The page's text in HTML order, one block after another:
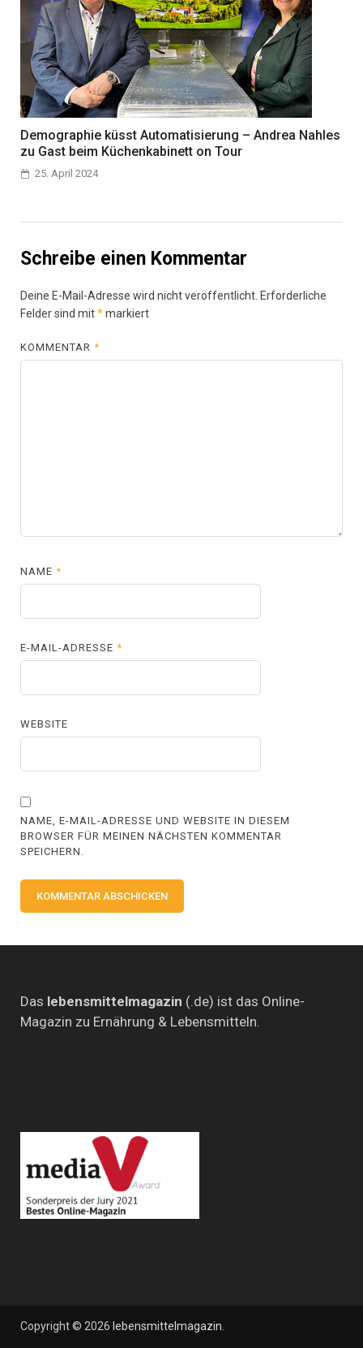
Demographie küsst Automatisierung – Andrea Nahles
zu Gast beim Küchenkabinett on Tour
25. April 2024
Schreibe einen Kommentar
Deine E-Mail-Adresse wird nicht veröffentlicht. Erforderliche
Felder sind mit*markiert
KOMMENTAR*
NAME*
E-MAIL-ADRESSE*
WEBSITE
NAME, E-MAIL-ADRESSE UND WEBSITE IN DIESEM
BROWSER FÜR MEINEN NÄCHSTEN KOMMENTAR
SPEICHERN.
Das lebensmittelmagazin (.de) ist das Online-
Magazin zu Ernährung & Lebensmitteln.
Copyright © 2026 lebensmittelmagazin